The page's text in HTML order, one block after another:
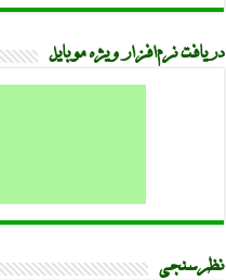
دریافت نرم‌افزار ویژه موبایل
نظرسنجی